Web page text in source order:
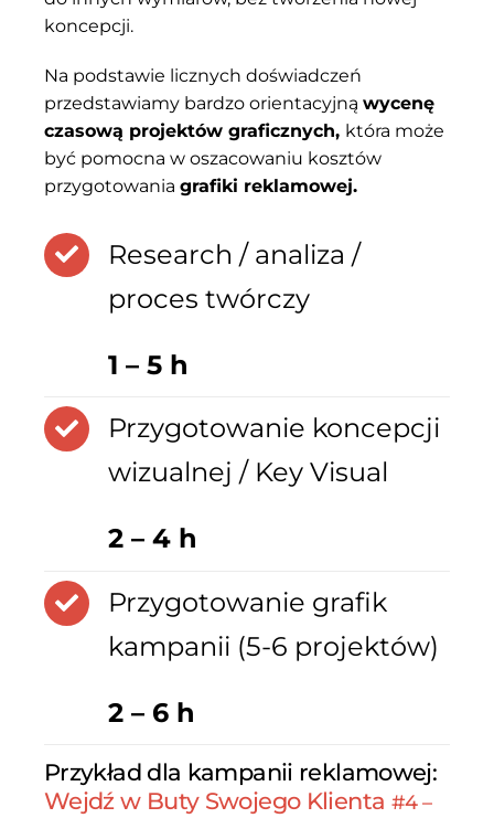
koncepcji.
Na podstawie licznych doświadczeń
przedstawiamy bardzo orientacyjną wycenę
czasową projektów graficznych, która może
być pomocna w oszacowaniu kosztów
przygotowania grafiki reklamowej.
Research / analiza /
proces twórczy
1 – 5 h
Przygotowanie koncepcji
wizualnej / Key Visual
2 – 4 h
Przygotowanie grafik
kampanii (5-6 projektów)
2 – 6 h
Przykład dla kampanii reklamowej:
Wejdź w Buty Swojego Klienta #4 –